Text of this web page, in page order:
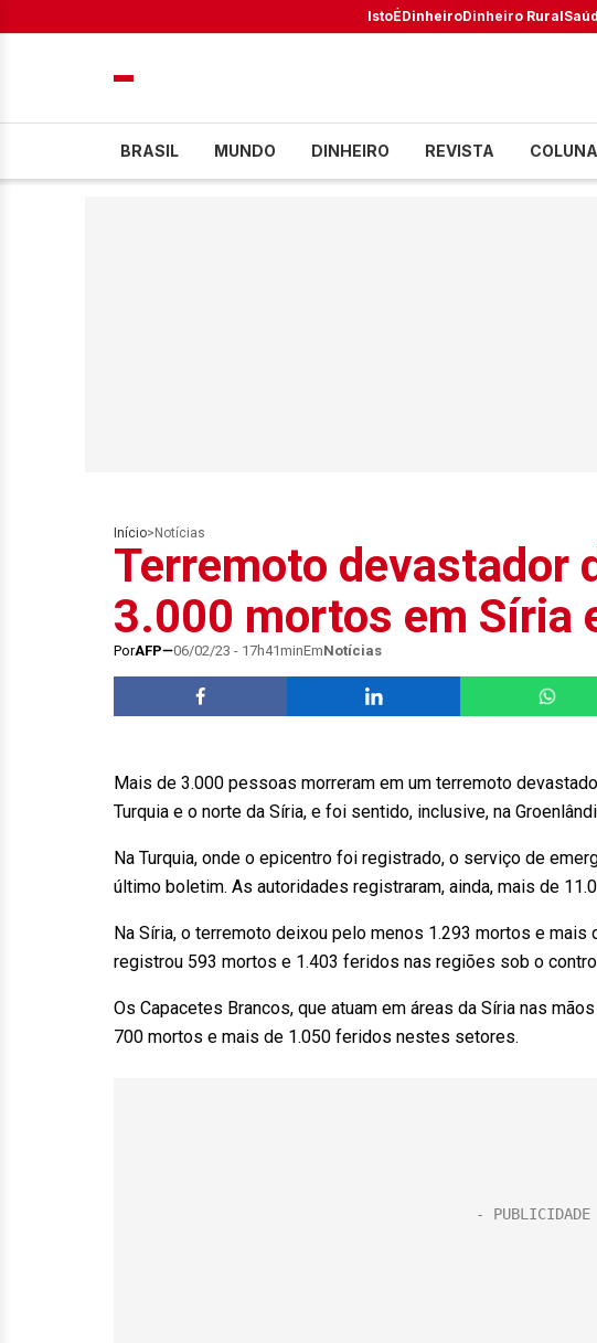
IstoÉDinheiroDinheiro Rural
BRASIL MUNDO DINHEIRO REVISTA
Início> Notícias
Terremoto devastador
3.000 mortos em Síria
PorAFP 06/02/23 - 17h41minEmNotícias
Mais de 3.000 pessoas morreram em um terremoto
Turquia e o norte da Síria, e foi sentido, inclusive, na
Na Turquia, onde o epicentro foi registrado, o serviço de
último boletim. As autoridades registraram, ainda, mais de
Na Síria, o terremoto deixou pelo menos 1.293 mortos e
registrou 593 mortos e 1.403 feridos nas regiões sob o
Os Capacetes Brancos, que atuam em áreas da Síria nas
700 mortos e mais de 1.050 feridos nestes setores.